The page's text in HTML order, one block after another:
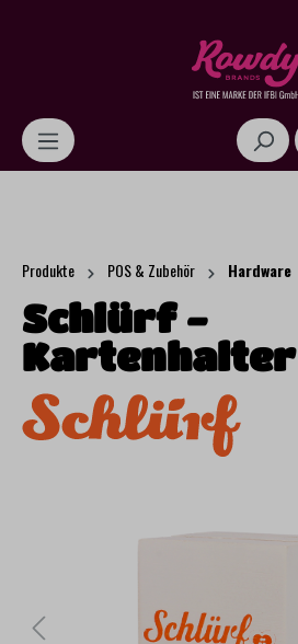
Produkte POS & Zubehör Hardware
Schlürf -
Kartenhalter